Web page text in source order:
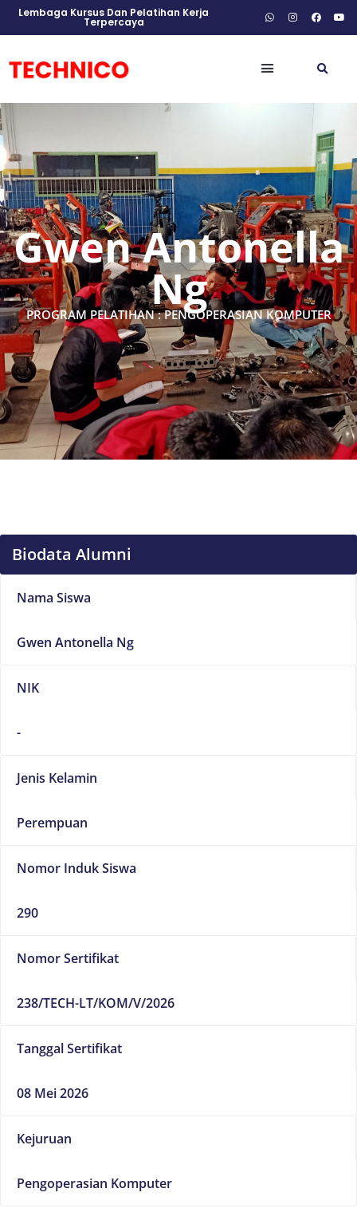
Lembaga Kursus Dan Pelatihan Kerja
Terpercaya
Gwen Antonella
Ng
PROGRAM PELATIHAN : PENGOPERASIAN KOMPUTER
Biodata Alumni
Nama Siswa
Gwen Antonella Ng
NIK
-
Jenis Kelamin
Perempuan
Nomor Induk Siswa
290
Nomor Sertifikat
238/TECH-LT/KOM/V/2026
Tanggal Sertifikat
08 Mei 2026
Kejuruan
Pengoperasian Komputer